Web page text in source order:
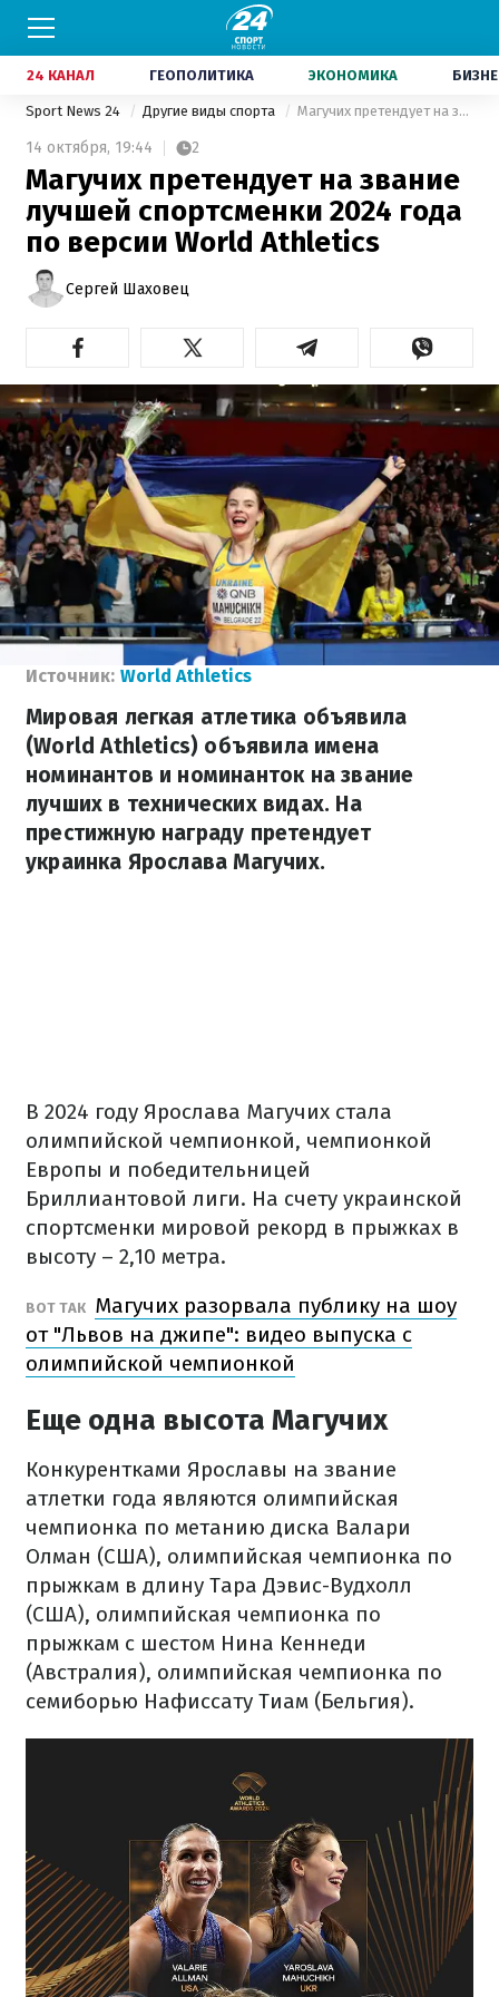
24 КАНАЛ ГЕОПОЛИТИКА ЭКОНОМИКА
Sport News 24 Другие виды спорта Магучих претендует на звание лучшей спортсменки 2024 года по версии World Athletics
14 октября, 19:44 2
Магучих претендует на звание
лучшей спортсменки 2024 года
по версии World Athletics
Сергей Шаховец
Источник: World Athletics
Мировая легкая атлетика объявила
(World Athletics) объявила имена
номинантов и номинанток на звание
лучших в технических видах. На
престижную награду претендует
украинка Ярослава Магучих.
В 2024 году Ярослава Магучих стала
олимпийской чемпионкой, чемпионкой
Европы и победительницей
Бриллиантовой лиги. На счету украинской
спортсменки мировой рекорд в прыжках в
высоту – 2,10 метра.
ВОТ ТАК Магучих разорвала публику на шоу
от "Львов на джипе": видео выпуска с
олимпийской чемпионкой
Еще одна высота Магучих
Конкурентками Ярославы на звание
атлетки года являются олимпийская
чемпионка по метанию диска Валари
Олман (США), олимпийская чемпионка по
прыжкам в длину Тара Дэвис-Вудхолл
(США), олимпийская чемпионка по
прыжкам с шестом Нина Кеннеди
(Австралия), олимпийская чемпионка по
семиборью Нафиссату Тиам (Бельгия).